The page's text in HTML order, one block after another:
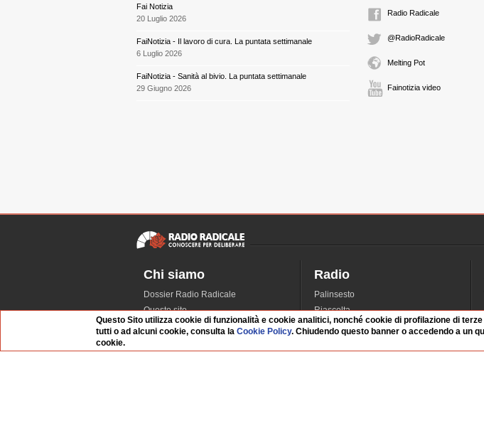
Fai Notizia
20 Luglio 2026
FaiNotizia - Il lavoro di cura. La puntata settimanale
6 Luglio 2026
FaiNotizia - Sanità al bivio. La puntata settimanale
29 Giugno 2026
Radio Radicale
@RadioRadicale
Melting Pot
Fainotizia video
Chi siamo
Dossier Radio Radicale
Questo sito
L'Archivio
Radio
Palinsesto
Riascolta
Dirette
Questo Sito utilizza cookie di funzionalità e cookie analitici, nonché cookie di profilazione di
tutti o ad alcuni cookie, consulta laCookie Policy. Chiudendo questo banner o accedendo a un
cookie.